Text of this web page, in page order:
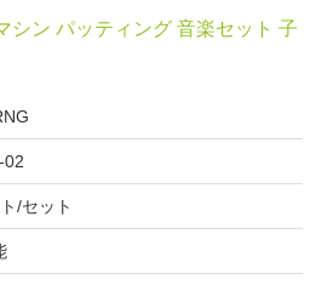
シン パッティング 音楽セット 子
02
/セット